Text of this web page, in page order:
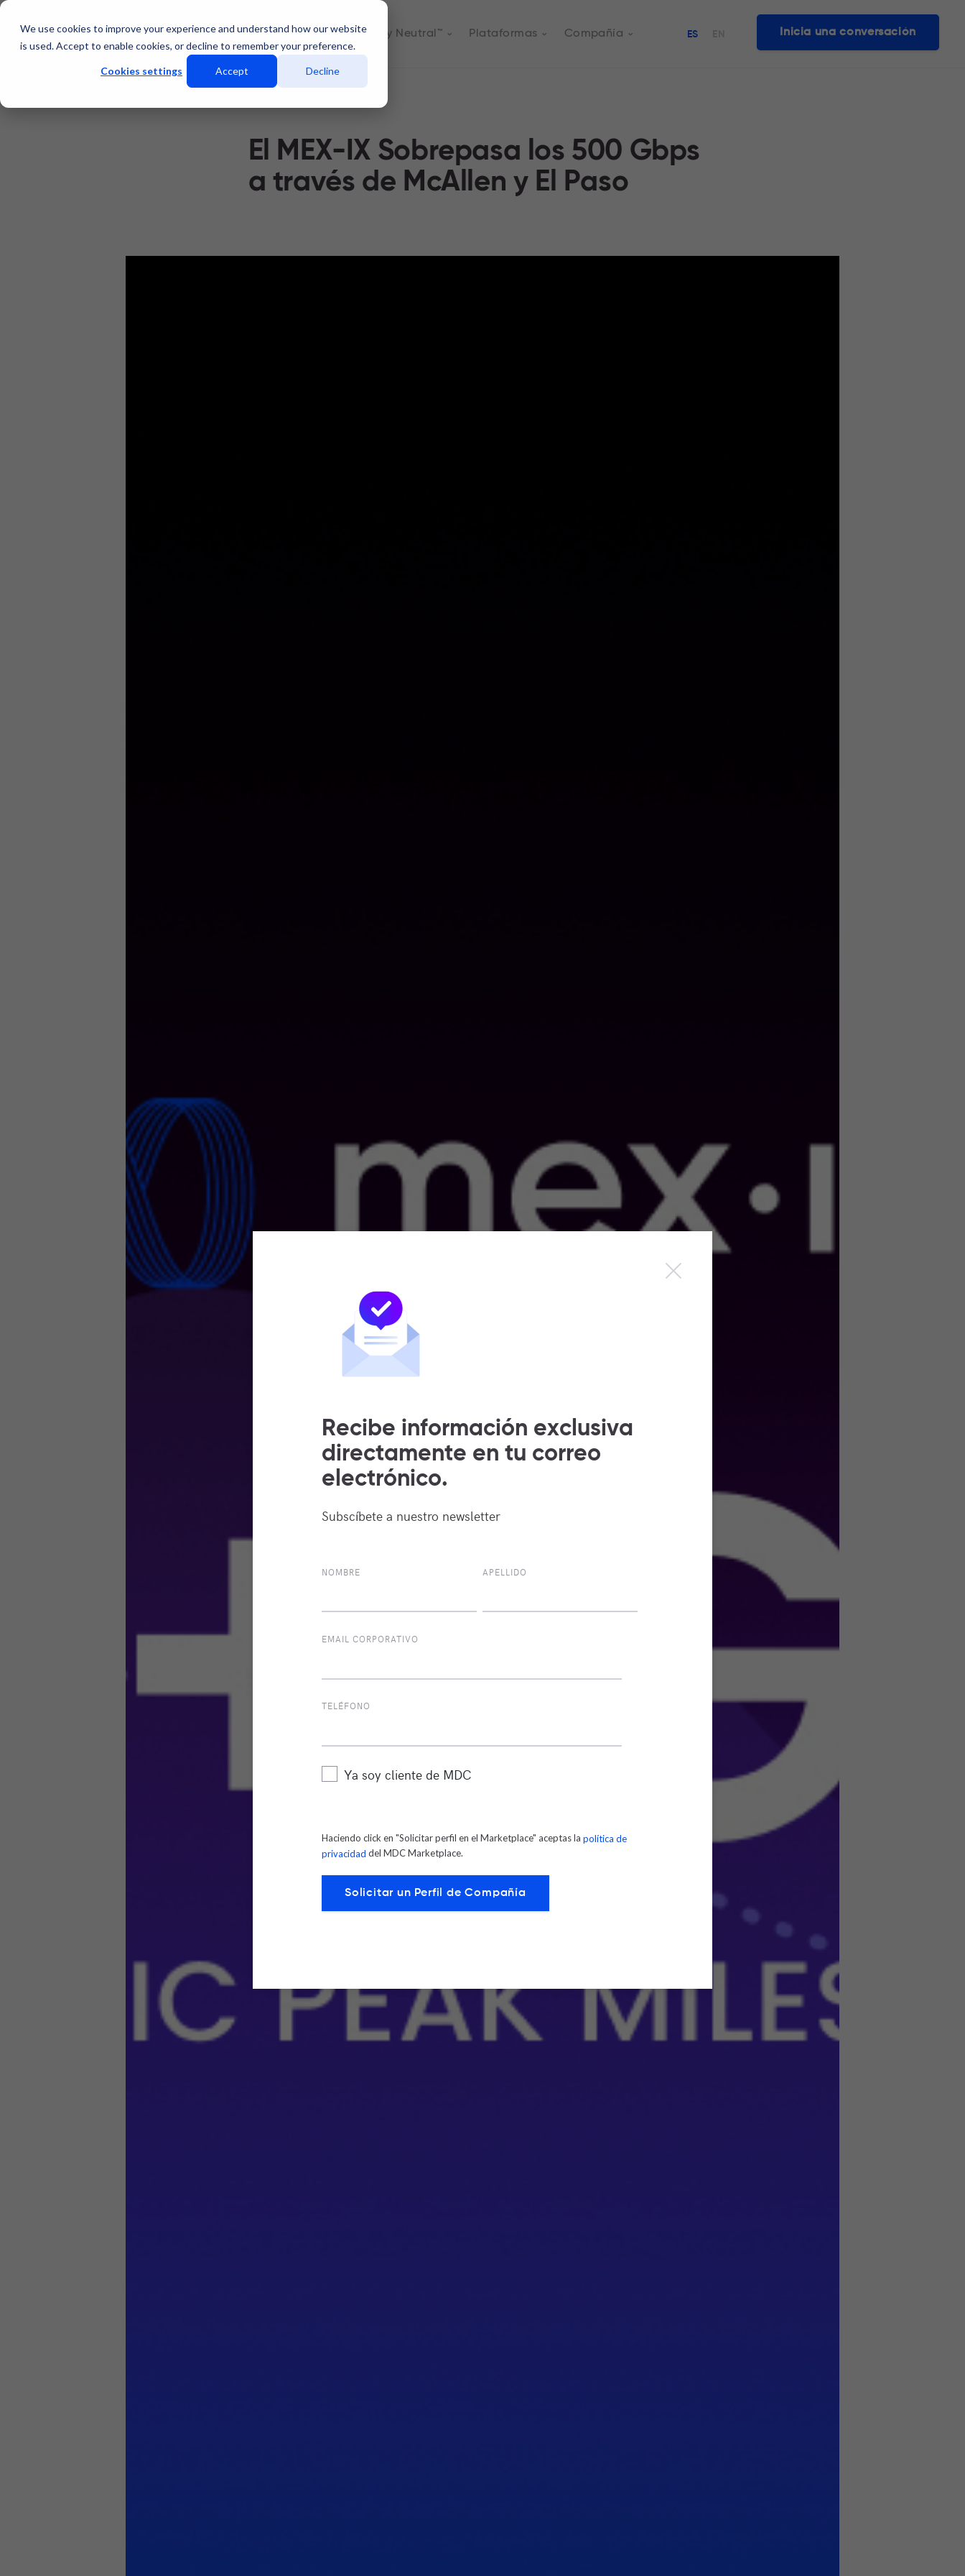
We use cookies to improve your experience and understand how our website
is used. Accept to enable cookies, or decline to remember your preference.
Cookies settings Accept Decline
Servicios Data Centers Actively Neutral™ Plataformas Compañía ES Inicia una conversación
Recibe información exclusiva
directamente en tu correo
electrónico.
Subscíbete a nuestro newsletter
NOMBRE APELLIDO
EMAIL CORPORATIVO
TELÉFONO
Ya soy cliente de MDC
Haciendo click en "Solicitar perfil en el Marketplace" aceptas la política de
privacidad del MDC Marketplace.
El MEX-IX Sobrepasa los 500 Gbps
a través de McAllen y El Paso